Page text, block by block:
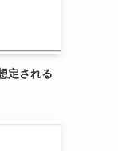
定される